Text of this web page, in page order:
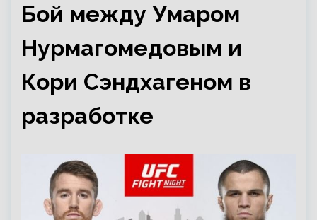
Бой между Умаром
Нурмагомедовым и
Кори Сэндхагеном в
разработке